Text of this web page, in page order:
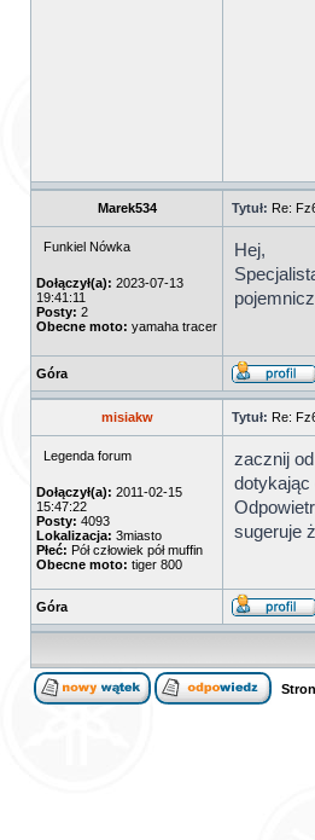
Marek534 Tytuł: Re:
Funkiel Nówka
Dołączył(a): 2023-07-13
19:41:11
Posty: 2
Obecne moto: yamaha tracer
Hej,
Góra
misiakw Tytuł: Re:
Legenda forum
Dołączył(a): 2011-02-15
15:47:22
Posty: 4093
Lokalizacja: 3miasto
Płeć: Pół człowiek pół muffin
Obecne moto: tiger 800
zacznij
dotykając
sugeruje
Góra